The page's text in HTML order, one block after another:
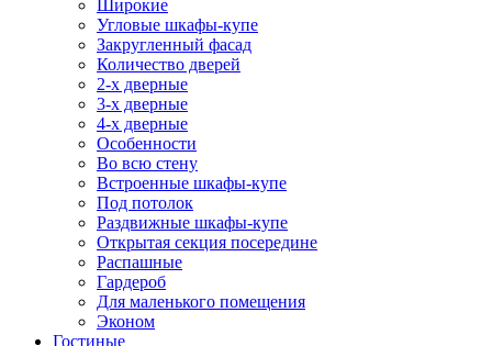
Широкие
Угловые шкафы-купе
Закругленный фасад
Количество дверей
2-х дверные
3-х дверные
4-х дверные
Особенности
Во всю стену
Встроенные шкафы-купе
Под потолок
Раздвижные шкафы-купе
Открытая секция посередине
Распашные
Гардероб
Для маленького помещения
Эконом
Гостиные